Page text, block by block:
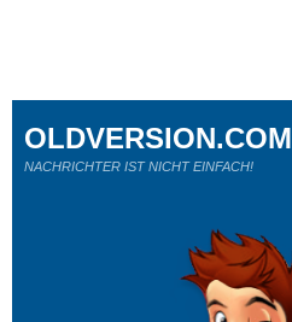
OLDVERSION.COM
NACHRICHTER IST NICHT EINFACH!